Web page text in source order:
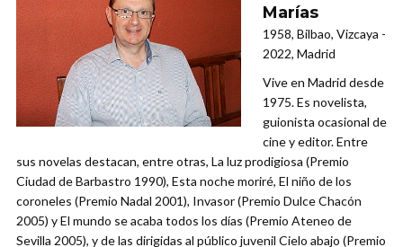
Marías
1958, Bilbao, Vizcaya -
2022, Madrid
Vive en Madrid desde
1975. Es novelista,
guionista ocasional de
cine y editor. Entre
sus novelas destacan, entre otras, La luz prodigiosa (Premio
Ciudad de Barbastro 1990), Esta noche moriré, El niño de los
coroneles (Premio Nadal 2001), Invasor (Premio Dulce Chacón
2005) y El mundo se acaba todos los días (Premio Ateneo de
Sevilla 2005), y de las dirigidas al público juvenil Cielo abajo (Premio